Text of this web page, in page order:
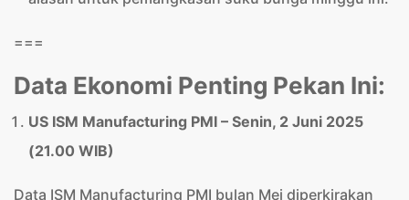
===
Data Ekonomi Penting Pekan Ini:
US ISM Manufacturing PMI – Senin, 2 Juni 2025
(21.00 WIB)
Data ISM Manufacturing PMI bulan Mei diperkirakan